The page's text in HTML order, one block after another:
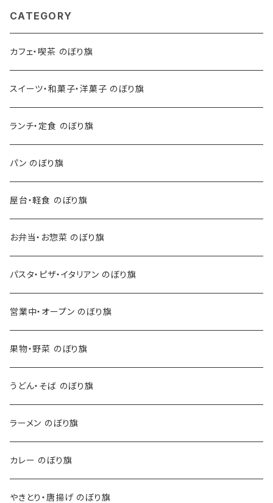
CATEGORY
カフェ・喫茶 のぼり旗
スイーツ・和菓子・洋菓子 のぼり旗
ランチ・定食 のぼり旗
パン のぼり旗
屋台・軽食 のぼり旗
お弁当・お惣菜 のぼり旗
パスタ・ピザ・イタリアン のぼり旗
営業中・オープン のぼり旗
果物・野菜 のぼり旗
うどん・そば のぼり旗
ラーメン のぼり旗
カレー のぼり旗
やきとり・唐揚げ のぼり旗